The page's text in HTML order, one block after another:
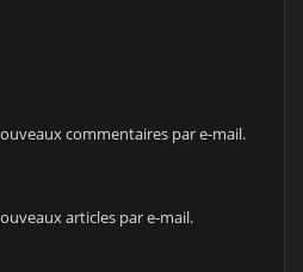
commentaires par e-mail.
articles par e-mail.